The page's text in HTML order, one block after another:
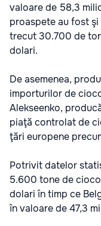
valoare de 58,3
proaspete au fost şi
trecut 30.700 de
dolari.
De asemenea,
importurilor de
Alekseenko,
piaţă controlat de
ţări europene
Potrivit datelor
5.600 tone de
dolari în timp ce
în valoare de 47,3